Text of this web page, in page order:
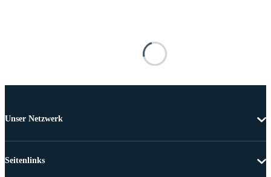
Unser Netzwerk
Seitenlinks